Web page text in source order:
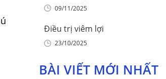
09/11/2025
Điều trị viêm lợi
23/10/2025
BÀI VIẾT MỚI NHẤT